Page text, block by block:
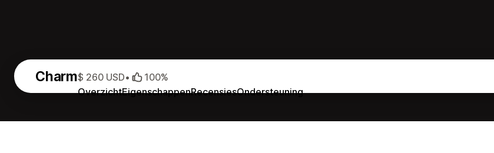
Charm
OverzichtEigenschappenRecensiesOndersteuning
$ 260 USD• 100%